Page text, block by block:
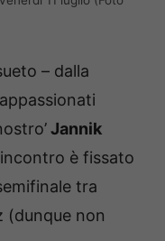
– dalla
Jannik
è fissato
tra
(dunque non